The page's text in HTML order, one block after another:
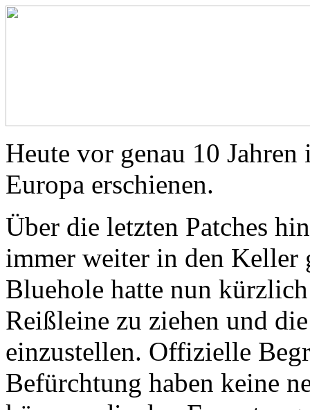
Heute vor genau 10
Europa erschienen.
Über die letzten Patches
immer weiter in den Keller
Bluehole hatte nun
Reißleine zu ziehen und
einzustellen. Offizielle
Befürchtung haben keine